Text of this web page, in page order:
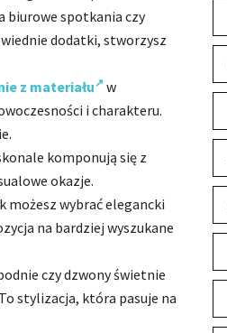
biurowe spotkania czy
dodatki, stworzysz
z materiału
w
i charakteru.
komponują się z
okazje.
możesz wybrać elegancki
na bardziej wyszukane
czy dzwony świetnie
stylizacja, która pasuje na